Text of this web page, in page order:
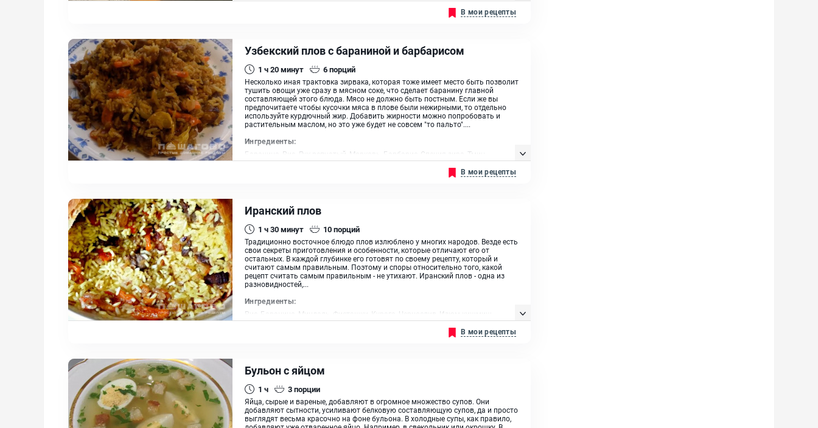
В мои рецепты
Узбекский плов с бараниной и барбарисом
1 ч 20минут 6порций
Несколько иная трактовка зирвака, которая тоже имеет место быть позволит
тушить овощи уже сразу в мясном соке, что сделает баранину главной
составляющей этого блюда. Мясо не должно быть постным. Если же вы
предпочитаете чтобы кусочки мяса в плове были нежирными, то отдельно
используйте курдючный жир. Добавить жирности можно попробовать и
растительным маслом, но это уже будет не совсем "то пальто"....
Ингредиенты:
Баранина, Рис, Лук репчатый, Морковь, Барбарис, Специя зира, Тмин
В мои рецепты
Иранский плов
1 ч 30минут 10порций
Традиционно восточное блюдо плов излюблено у многих народов. Везде есть
свои секреты приготовления и особенности, которые отличают его от
остальных. В каждой глубинке его готовят по своему рецепту, который и
считают самым правильным. Поэтому и споры относительно того, какой
рецепт считать самым правильным - не утихают. Иранский плов - одна из
разновидностей,...
Ингредиенты:
Рис, Баранина, Миндаль, Фисташки, Курага, Чернослив, Изюм кишмиш,
Мята, Кинза, Масло сливочное, Чеснок, Морковь, Лук репчатый, Апельсин,
В мои рецепты
Бульон с яйцом
1 ч 3порции
Яйца, сырые и вареные, добавляют в огромное множество супов. Они
добавляют сытности, усиливают белковую составляющую супов, да и просто
выглядят весьма красочно на фоне бульона. В холодные супы, как правило,